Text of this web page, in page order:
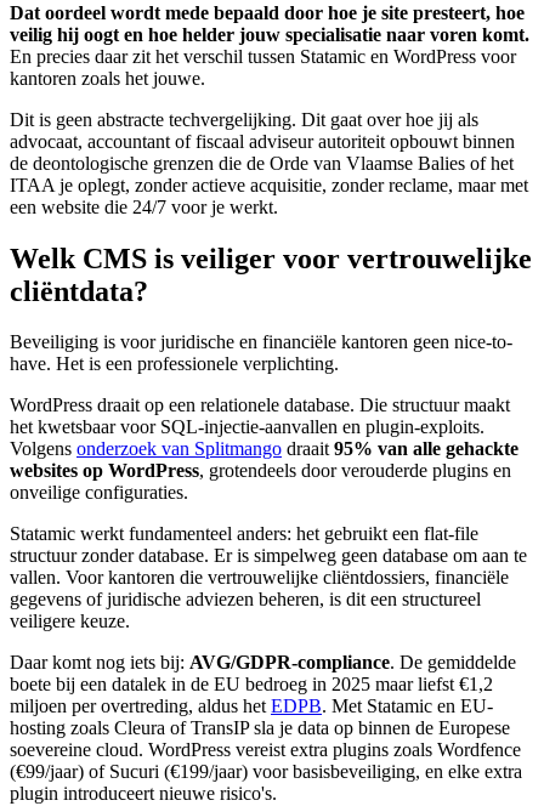
Dat oordeel wordt mede bepaald door hoe je site presteert, hoe
veilig hij oogt en hoe helder jouw specialisatie naar voren komt.
En precies daar zit het verschil tussen Statamic en WordPress voor
kantoren zoals het jouwe.
Dit is geen abstracte techvergelijking. Dit gaat over hoe jij als
advocaat, accountant of fiscaal adviseur autoriteit opbouwt binnen
de deontologische grenzen die de Orde van Vlaamse Balies of het
ITAA je oplegt, zonder actieve acquisitie, zonder reclame, maar met
een website die 24/7 voor je werkt.
Welk CMS is veiliger voor vertrouwelijke
cliëntdata?
Beveiliging is voor juridische en financiële kantoren geen nice-to-
have. Het is een professionele verplichting.
WordPress draait op een relationele database. Die structuur maakt
het kwetsbaar voor SQL-injectie-aanvallen en plugin-exploits.
Volgens onderzoek van Splitmango draait95% van alle gehackte
websites op WordPress, grotendeels door verouderde plugins en
onveilige configuraties.
Statamic werkt fundamenteel anders: het gebruikt een flat-file
structuur zonder database. Er is simpelweg geen database om aan te
vallen. Voor kantoren die vertrouwelijke cliëntdossiers, financiële
gegevens of juridische adviezen beheren, is dit een structureel
veiligere keuze.
Daar komt nog iets bij: AVG/GDPR-compliance. De gemiddelde
boete bij een datalek in de EU bedroeg in 2025 maar liefst €1,2
miljoen per overtreding, aldus hetEDPB. Met Statamic en EU-
hosting zoals Cleura of TransIP sla je data op binnen de Europese
soevereine cloud. WordPress vereist extra plugins zoals Wordfence
(€99/jaar) of Sucuri (€199/jaar) voor basisbeveiliging, en elke extra
plugin introduceert nieuwe risico's.